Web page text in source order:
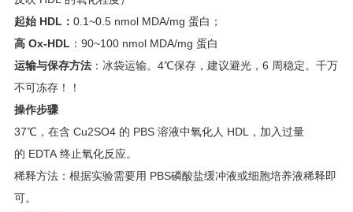
起始 HDL ： 0.1~0.5 nmol MDA/mg 蛋白；
高 Ox-HDL ：90~100 nmol MDA/mg 蛋白
运输与保存方法：冰袋运输。4℃保存，建议避光，6 周稳定。千万
不可冻存！！
操作步骤
37℃，在含 Cu2SO4 的 PBS 溶液中氧化人 HDL，加入过量
的 EDTA 终止氧化反应。
稀释方法：根据实验需要用 PBS磷酸盐缓冲液或细胞培养液稀释即
可。